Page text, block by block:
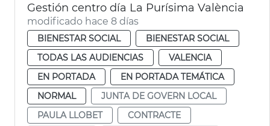
Gestión centro día La Purísima València
modificado hace 8 días
BIENESTAR SOCIAL
BIENESTAR SOCIAL
TODAS LAS AUDIENCIAS
VALENCIA
EN PORTADA
EN PORTADA TEMÁTICA
NORMAL
JUNTA DE GOVERN LOCAL
PAULA LLOBET
CONTRACTE